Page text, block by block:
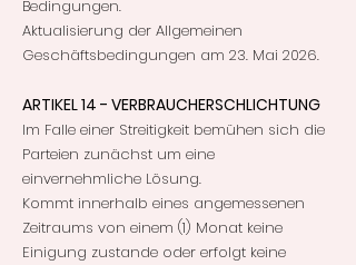
Bedingungen.
Aktualisierung der Allgemeinen
Geschäftsbedingungen am 23. Mai 2026.
ARTIKEL 14 - VERBRAUCHERSCHLICHTUNG
Im Falle einer Streitigkeit bemühen sich die
Parteien zunächst um eine
einvernehmliche Lösung.
Kommt innerhalb eines angemessenen
Zeitraums von einem (1) Monat keine
Einigung zustande oder erfolgt keine